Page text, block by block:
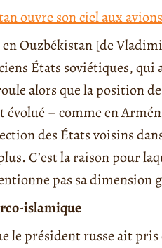
ouvre son ciel aux
Ouzbékistan [de
États soviétiques, qui
alors que la position
– comme en
des États voisins
C’est la raison pour
pas sa dimension
islamique
le président russe ait pris